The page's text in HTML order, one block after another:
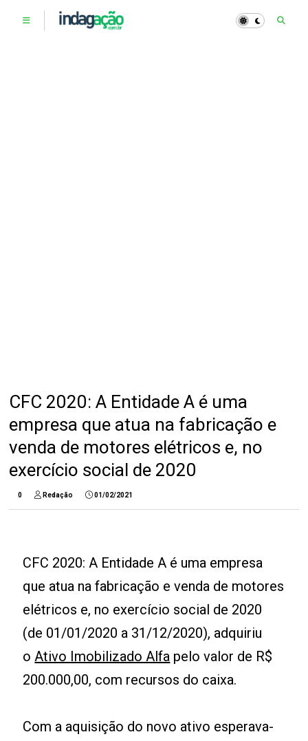
CFC 2020: A Entidade A é uma
empresa que atua na fabricação e
venda de motores elétricos e, no
exercício social de 2020
0 Redação 01/02/2021
CFC 2020: A Entidade A é uma empresa
que atua na fabricação e venda de motores
elétricos e, no exercício social de 2020
(de 01/01/2020 a 31/12/2020), adquiriu
oAtivo Imobilizado Alfa pelo valor de R$
200.000,00, com recursos do caixa.
Com a aquisição do novo ativo esperava-